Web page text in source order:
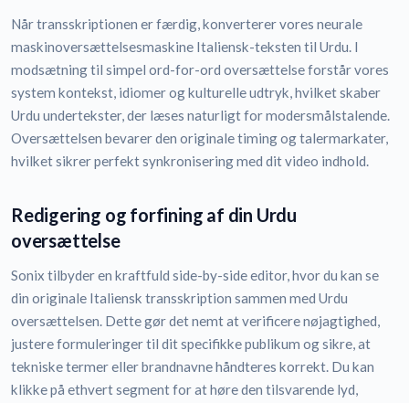
Når transskriptionen er færdig, konverterer vores neurale
maskinoversættelsesmaskine Italiensk-teksten til Urdu. I
modsætning til simpel ord-for-ord oversættelse forstår vores
system kontekst, idiomer og kulturelle udtryk, hvilket skaber
Urdu undertekster, der læses naturligt for modersmålstalende.
Oversættelsen bevarer den originale timing og talermarkater,
hvilket sikrer perfekt synkronisering med dit video indhold.
Redigering og forfining af din Urdu
oversættelse
Sonix tilbyder en kraftfuld side-by-side editor, hvor du kan se
din originale Italiensk transskription sammen med Urdu
oversættelsen. Dette gør det nemt at verificere nøjagtighed,
justere formuleringer til dit specifikke publikum og sikre, at
tekniske termer eller brandnavne håndteres korrekt. Du kan
klikke på ethvert segment for at høre den tilsvarende lyd,